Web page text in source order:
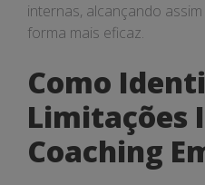
internas, alcançando
forma mais eficaz.
Como
Limitações
Coaching